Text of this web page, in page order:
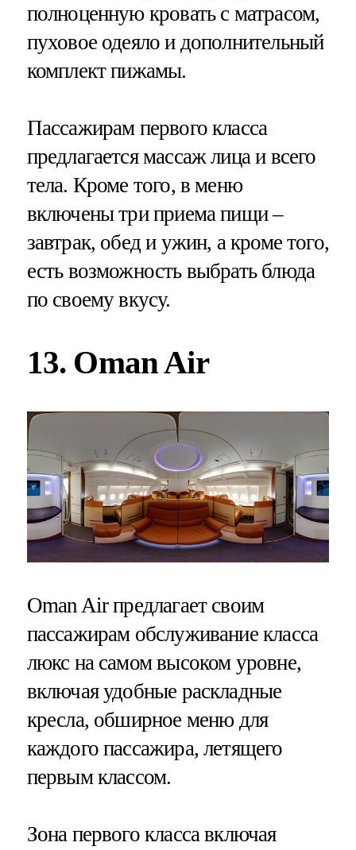
полноценную кровать с матрасом,
пуховое одеяло и дополнительный
комплект пижамы.
Пассажирам первого класса
предлагается массаж лица и всего
тела. Кроме того, в меню
включены три приема пищи –
завтрак, обед и ужин, а кроме того,
есть возможность выбрать блюда
по своему вкусу.
13. Oman Air
Oman Air предлагает своим
пассажирам обслуживание класса
люкс на самом высоком уровне,
включая удобные раскладные
кресла, обширное меню для
каждого пассажира, летящего
первым классом.
Зона первого класса включая